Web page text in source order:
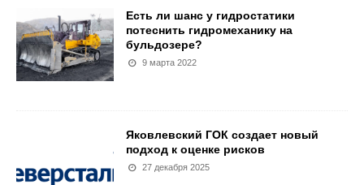
Есть ли шанс у гидростатики
потеснить гидромеханику на
бульдозере?
9 марта 2022
Яковлевский ГОК создает новый
подход к оценке рисков
27 декабря 2025